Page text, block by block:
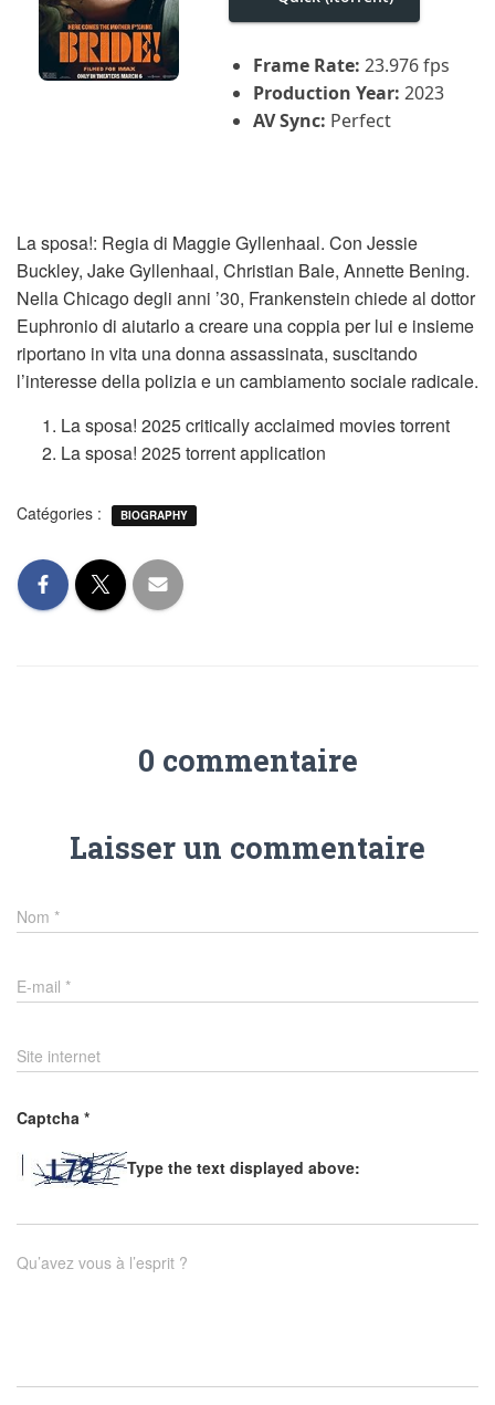
t
i
o
Frame Rate: 23.976 fps
Production Year: 2023
AV Sync: Perfect
La sposa!: Regia di Maggie Gyllenhaal. Con Jessie
Buckley, Jake Gyllenhaal, Christian Bale, Annette Bening.
Nella Chicago degli anni ’30, Frankenstein chiede al dottor
Euphronio di aiutarlo a creare una coppia per lui e insieme
riportano in vita una donna assassinata, suscitando
l’interesse della polizia e un cambiamento sociale radicale.
La sposa! 2025 critically acclaimed movies torrent
La sposa! 2025 torrent application
Catégories : BIOGRAPHY
0 commentaire
Laisser un commentaire
Nom *
E-mail *
Site internet
Captcha *
Type the text displayed above:
Qu’avez vous à l’esprit ?